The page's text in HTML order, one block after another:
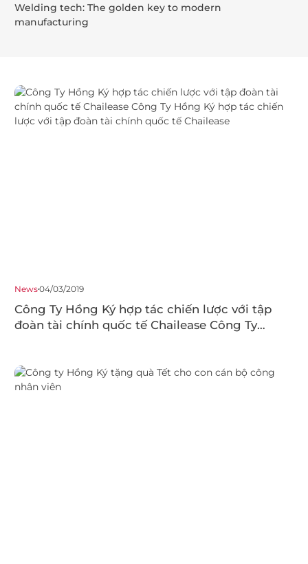
Welding tech: The golden key to modern
manufacturing
News04/03/2019
Công Ty Hồng Ký hợp tác chiến lược với tập
đoàn tài chính quốc tế Chailease Công Ty